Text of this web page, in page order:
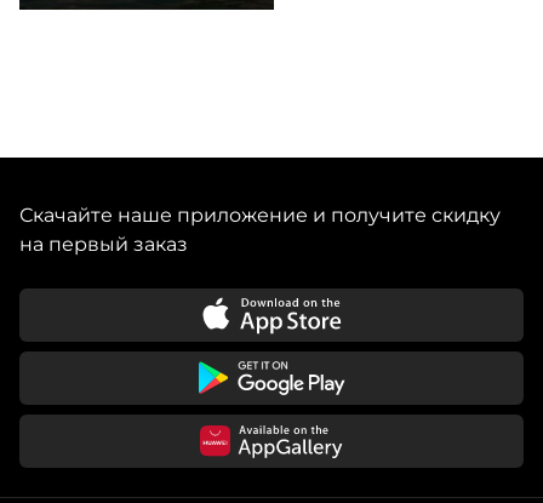
Скачайте наше приложение и получите скидку
на первый заказ